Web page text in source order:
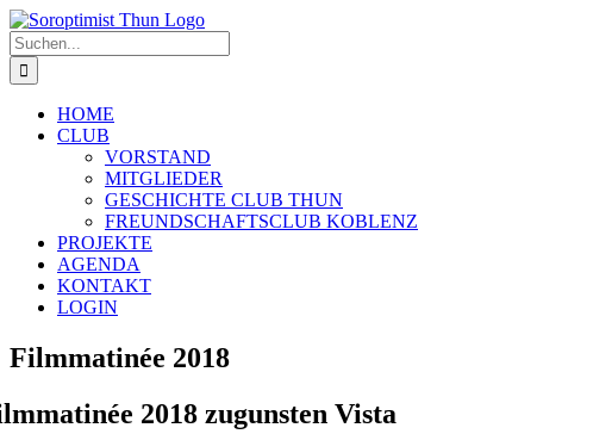
Zum
Inhalt
springen
Suche
nach:
HOME
CLUB
VORSTAND
MITGLIEDER
GESCHICHTE CLUB THUN
FREUNDSCHAFTSCLUB KOBLENZ
PROJEKTE
AGENDA
KONTAKT
LOGIN
Filmmatinée 2018
2018 zugunsten Vista